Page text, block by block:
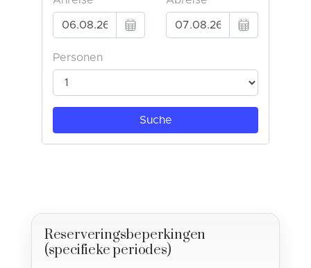
Reserveringsbeperkingen
(specifieke periodes)